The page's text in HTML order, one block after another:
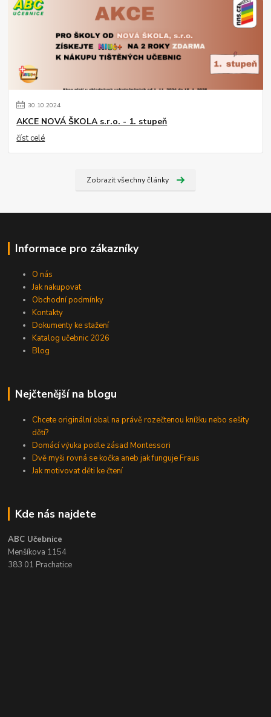
30.10.2024
AKCE NOVÁ ŠKOLA s.r.o. - 1. stupeň
číst celé
Zobrazit všechny články
Informace pro zákazníky
O nás
Jak nakupovat
Obchodní podmínky
Kontakty
Dokumenty ke stažení
Katalog učebnic 2026
Blog
Nejčtenější na blogu
Chcete originální obal na právě rozečtenou knížku nebo sešity
dětí?
Domácí výuka podle zásad Montessori
Dvě myši rovná se kočka aneb jak funguje Fraus
Jak motivovat děti ke čtení
Kde nás najdete
ABC Učebnice
Menšíkova 1154
383 01 Prachatice